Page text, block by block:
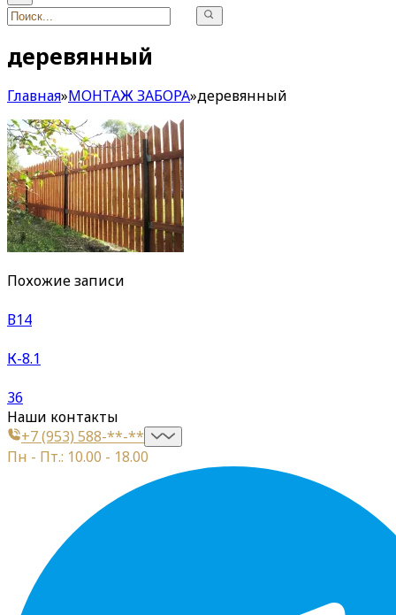
деревянный
Главная»МОНТАЖ ЗАБОРА»деревянный
Похожие записи
В14
К-8.1
36
Наши контакты
+7 (953) 588-**-**
Пн - Пт.: 10.00 - 18.00